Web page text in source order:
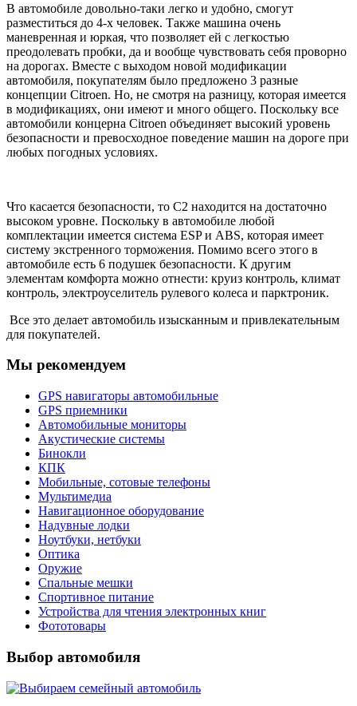
В автомобиле довольно-таки легко и удобно, смогут
разместиться до 4-х человек. Также машина очень
маневренная и юркая, что позволяет ей с легкостью
преодолевать пробки, да и вообще чувствовать себя проворно
на дорогах. Вместе с выходом новой модификации
автомобиля, покупателям было предложено 3 разные
концепции Citroen. Но, не смотря на разницу, которая имеется
в модификациях, они имеют и много общего. Поскольку все
автомобили концерна Citroen объединяет высокий уровень
безопасности и превосходное поведение машин на дороге при
любых погодных условиях.
Что касается безопасности, то С2 находится на достаточно
высоком уровне. Поскольку в автомобиле любой
комплектации имеется система ESP и ABS, которая имеет
систему экстренного торможения. Помимо всего этого в
автомобиле есть 6 подушек безопасности. К другим
элементам комфорта можно отнести: круиз контроль, климат
контроль, электроуселитель рулевого колеса и парктроник.
Все это делает автомобиль изысканным и привлекательным
для покупателей.
Мы рекомендуем
GPS навигаторы автомобильные
GPS приемники
Автомобильные мониторы
Акустические системы
Бинокли
КПК
Мобильные, сотовые телефоны
Мультимедиа
Навигационное оборудование
Надувные лодки
Ноутбуки, нетбуки
Оптика
Оружие
Спальные мешки
Спортивное питание
Устройства для чтения электронных книг
Фототовары
Выбор автомобиля